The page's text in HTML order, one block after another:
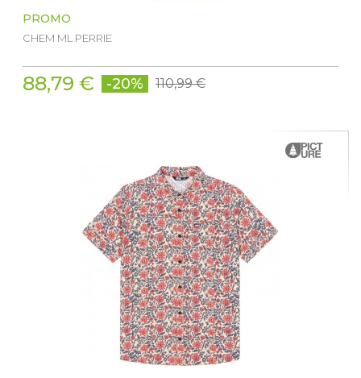
PROMO
CHEM ML PERRIE
88,79 € -20% 110,99 €